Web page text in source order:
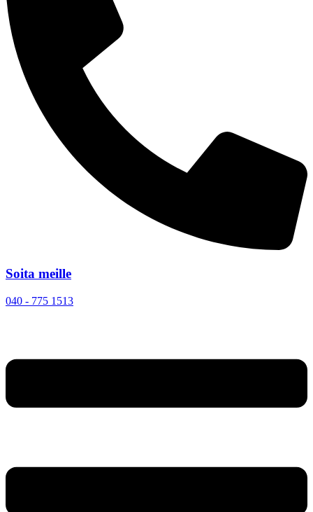
Soita meille
040 - 775 1513